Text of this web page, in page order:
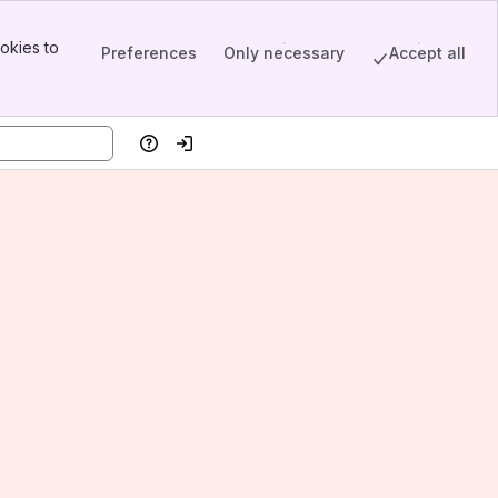
to
Preferences Only necessary Accept all
HelpLog in